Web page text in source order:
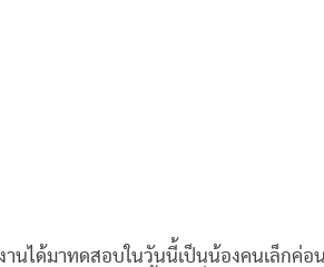
านได้มาทดสอบในวันนี้เป็นน้องคนเล็กค่